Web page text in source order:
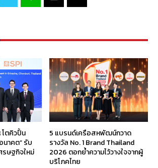
ตคิวปั้น
นาคต” รับ
ษฐกิจใหม่
5 แบรนด์เครือสหพัฒน์กวาด
รางวัล No. 1 Brand Thailand
2026 ตอกย้ำความไว้วางใจจากผู้
บริโภคไทย